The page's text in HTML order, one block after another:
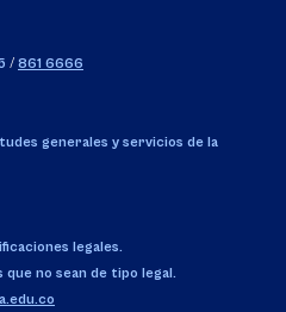
/ 861 6666
generales y servicios de la
legales.
no sean de tipo legal.